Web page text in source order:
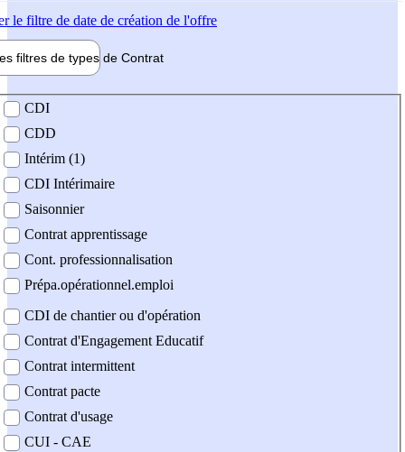
le filtre de date de création de l'offre
filtres de types de Contrat
contrat
CDI
CDD
Intérim (1)
CDI Intérimaire
Saisonnier
Contrat apprentissage
Cont. professionnalisation
Prépa.opérationnel.emploi
CDI de chantier ou d'opération
Contrat d'Engagement Educatif
Contrat intermittent
Contrat pacte
Contrat d'usage
CUI - CAE